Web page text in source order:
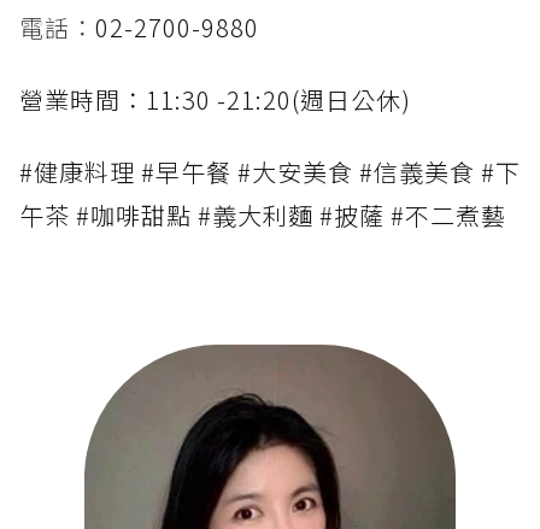
電話： 02-2700-9880
營業時間：11:30 -21:20(週日公休)
#健康料理 #早午餐 #大安美食 #信義美食 #下
午茶 #咖啡甜點 #義大利麵 #披薩 #不二煮藝